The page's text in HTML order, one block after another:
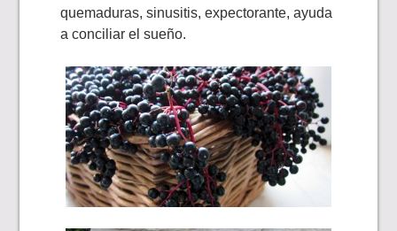
quemaduras, sinusitis, expectorante, ayuda
a conciliar el sueño.